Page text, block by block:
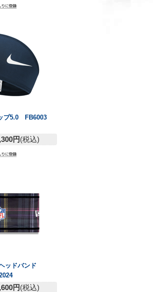
プ5.0 FB6003
円(税込)
ッドバンド
円(税込)